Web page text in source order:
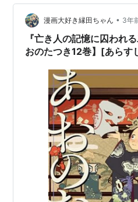
わ》身をすこしかがめて訊ね
すったのでございますか。 ど
ですか」 「…………」 高氏に
漫画大好き縁田ちゃん • 3年
『亡き人の記憶に囚われ
おのたつき12巻】[あらす